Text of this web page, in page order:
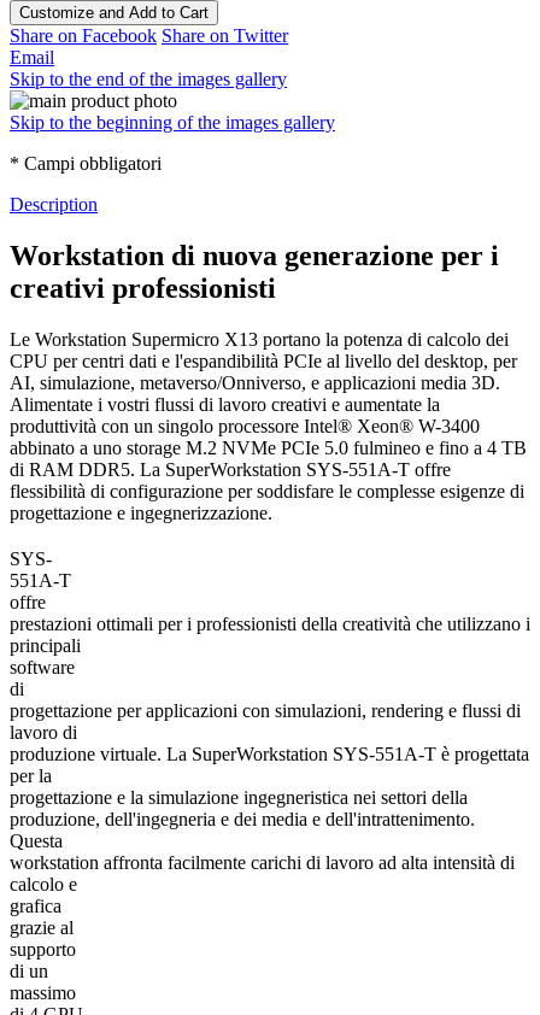
Customize and Add to Cart
Share on Facebook Share on Twitter
Email
Skip to the end of the images gallery
Skip to the beginning of the images gallery
* Campi obbligatori
Description
Workstation di nuova generazione per i
creativi professionisti
Le Workstation Supermicro X13 portano la potenza di calcolo dei
CPU per centri dati e l'espandibilità PCIe al livello del desktop, per
AI, simulazione, metaverso/Onniverso, e applicazioni media 3D.
Alimentate i vostri flussi di lavoro creativi e aumentate la
produttività con un singolo processore Intel® Xeon® W-3400
abbinato a uno storage M.2 NVMe PCIe 5.0 fulmineo e fino a 4 TB
di RAM DDR5. La SuperWorkstation SYS-551A-T offre
flessibilità di configurazione per soddisfare le complesse esigenze di
progettazione e ingegnerizzazione.
SYS-
551A-T
offre
prestazioni ottimali per i professionisti della creatività che utilizzano i
principali
software
di
progettazione per applicazioni con simulazioni, rendering e flussi di
lavoro di
produzione virtuale. La SuperWorkstation SYS-551A-T è progettata
per la
progettazione e la simulazione ingegneristica nei settori della
produzione, dell'ingegneria e dei media e dell'intrattenimento.
Questa
workstation affronta facilmente carichi di lavoro ad alta intensità di
calcolo e
grafica
grazie al
supporto
di un
massimo